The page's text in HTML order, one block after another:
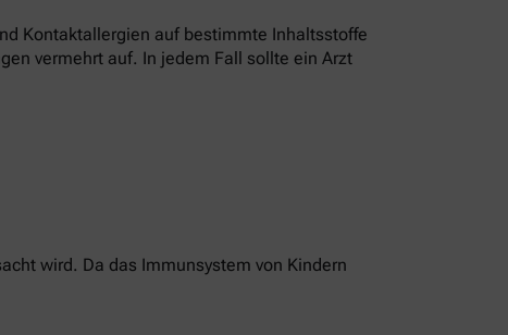
Kontaktallergien auf bestimmte Inhaltsstoffe
vermehrt auf. In jedem Fall sollte ein Arzt
wird. Da das Immunsystem von Kindern